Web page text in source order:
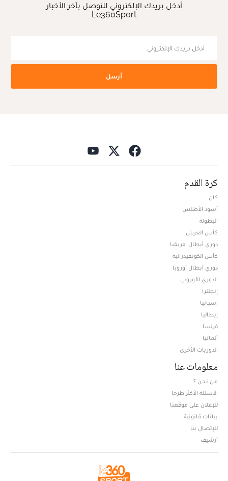
أدخل بريدك الإلكتروني للتوصل بآخر الأخبار
Le360Sport
أرسل
كرة القدم
كان
أسود الأطلس
البطولة
كأس العرش
دوري أبطال افريقيا
كأس الكونفيدرالية
دوري أبطال أوروبا
الدوري الأوروبي
إنجلترا
إسبانيا
إيطاليا
فرنسا
ألمانيا
الدوريات الأخرى
معلومات عنا
من نحن ؟
الأسئلة الأكثر طرحا
للإعلان على موقعنا
بيانات قانونية
للإتصال بنا
أرشيف